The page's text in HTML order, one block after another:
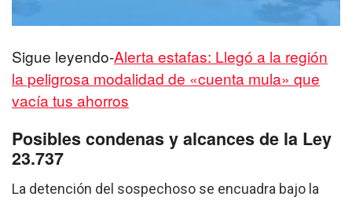
Sigue leyendo-Alerta estafas: Llegó a la región
la peligrosa modalidad de «cuenta mula» que
vacía tus ahorros
Posibles condenas y alcances de la Ley
23.737
La detención del sospechoso se encuadra bajo la